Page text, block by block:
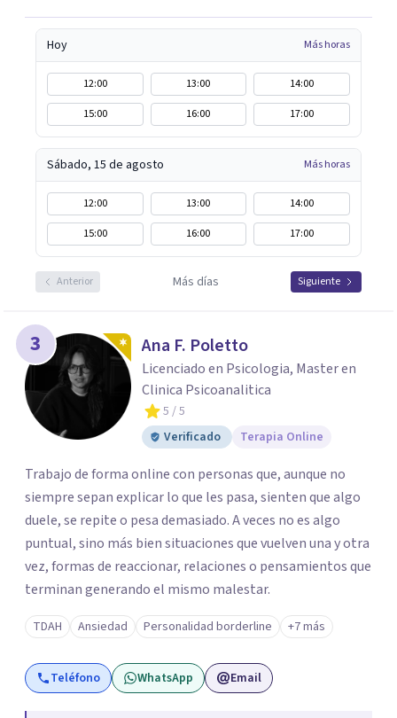
Hoy Más horas
12:00 13:00
14:00
15:00
16:00 17:00
Sábado, 15 de agosto Más horas
12:00 13:00
14:00
15:00
16:00 17:00
Anterior Más días Siguiente
3 Ana F. Poletto
Licenciado en Psicologia, Master en
Clinica Psicoanalitica
5 / 5
Verificado
Terapia Online
Trabajo de forma online con personas que, aunque no
siempre sepan explicar lo que les pasa, sienten que algo
duele, se repite o pesa demasiado. A veces no es algo
puntual, sino más bien situaciones que vuelven una y otra
vez, formas de reaccionar, relaciones o pensamientos que
terminan generando el mismo malestar.
TDAH Ansiedad Personalidad borderline +7 más
Teléfono WhatsApp Email